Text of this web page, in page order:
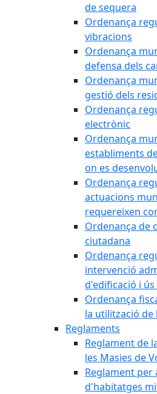
de sequera
Ordenança
vibracions
Ordenança
defensa dels
Ordenança
gestió dels
Ordenança
electrònic
Ordenança
establiments
on es
Ordenança
actuacions
requereixen
Ordenança de
ciutadana
Ordenança
intervenció
d'edificació i ús
Ordenança
la utilització de
Reglaments
Reglament de
les Masies de
Reglament per
d'habitatges